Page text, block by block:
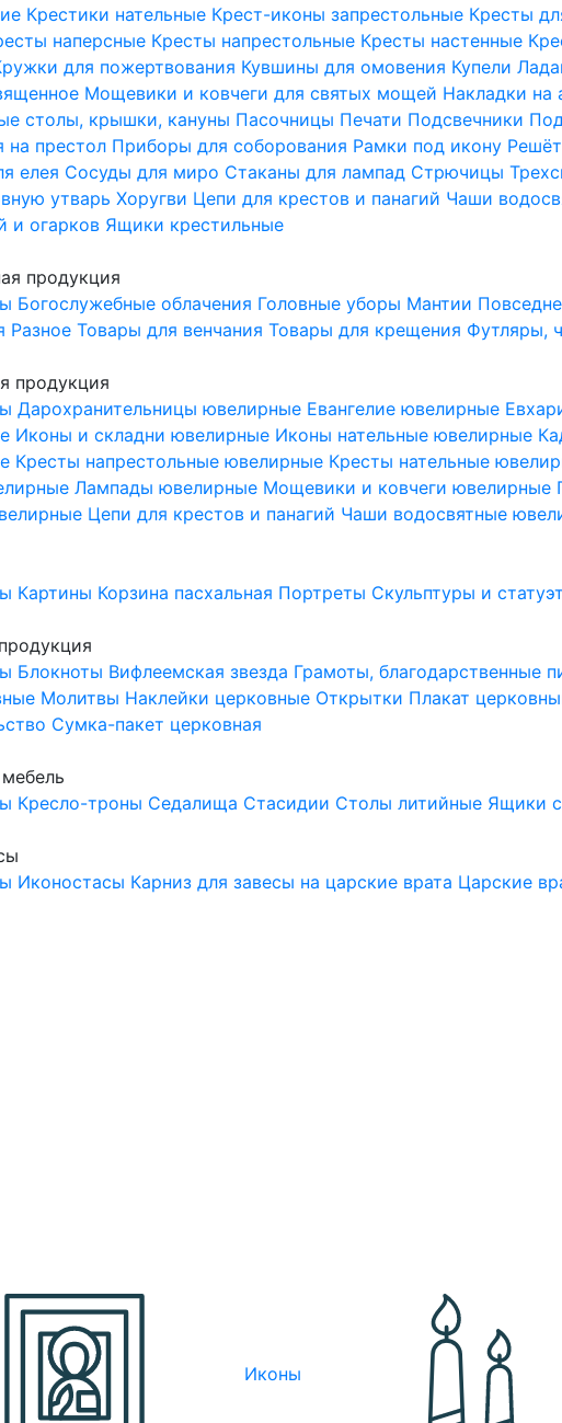
Крестики нательные Крест-иконы запрестольные Кресты
наперсные Кресты напрестольные Кресты настенные
для пожертвования Кувшины для омовения Купели
Мощевики и ковчеги для святых мощей Накладки на
столы, крышки, кануны Пасочницы Печати Подсвечники
на престол Приборы для соборования Рамки под икону
елея Сосуды для миро Стаканы для лампад Стрючицы
утварьХоругви Цепи для крестов и панагий Чаши
и огарков Ящики крестильные
продукция
Богослужебные облачения Головные уборы Мантии
РазноеТовары для венчанияТовары для крещения Футляры,
продукция
Дарохранительницы ювелирные Евангелие ювелирные
Иконы и складни ювелирные Иконы нательные ювелирные
Кресты напрестольные ювелирные Кресты нательные
Лампады ювелирные Мощевики и ковчеги ювелирные
Цепи для крестов и панагий Чаши водосвятные
Картины Корзина пасхальная Портреты Скульптуры и
Блокноты Вифлеемская звезда Грамоты, благодарственные
Молитвы Наклейки церковные Открытки Плакат
Сумка-пакет церковная
Кресло-троны Седалища Стасидии Столы литийные Ящики
Иконостасы Карниз для завесы на царские врата Царские
Иконы